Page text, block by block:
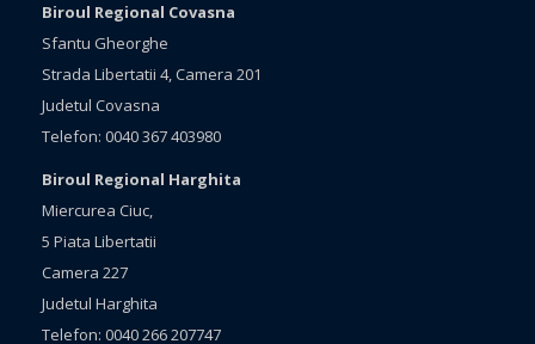
Biroul Regional Covasna
Sfantu Gheorghe
Strada Libertatii 4, Camera 201
Judetul Covasna
Telefon: 0040 367 403980
Biroul Regional Harghita
Miercurea Ciuc,
5 Piata Libertatii
Camera 227
Judetul Harghita
Telefon: 0040 266 207747